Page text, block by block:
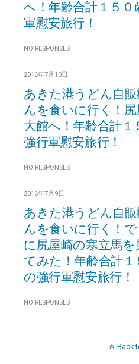
へ！年齢合計１５０
軍慰安旅行！
NO RESPONSES
2016年7月10日
あきた港うどん自
んを食いに行く！尻
大館へ！年齢合計１
強行軍慰安旅行！
NO RESPONSES
2016年7月9日
あきた港うどん自
んを食いに行く！
に尻屋崎の寒立馬を
てみた！年齢合計１
の強行軍慰安旅行！
NO RESPONSES
Back